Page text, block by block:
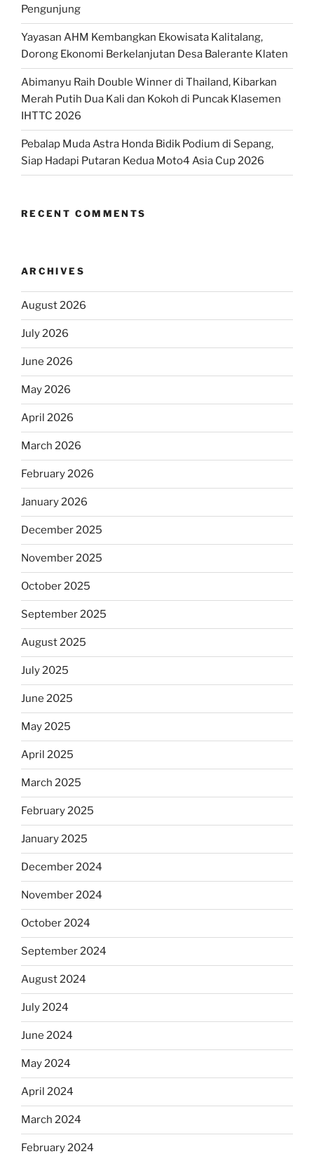
Pengunjung
Yayasan AHM Kembangkan Ekowisata Kalitalang,
Dorong Ekonomi Berkelanjutan Desa Balerante Klaten
Abimanyu Raih Double Winner di Thailand, Kibarkan
Merah Putih Dua Kali dan Kokoh di Puncak Klasemen
IHTTC 2026
Pebalap Muda Astra Honda Bidik Podium di Sepang,
Siap Hadapi Putaran Kedua Moto4 Asia Cup 2026
RECENT COMMENTS
ARCHIVES
August 2026
July 2026
June 2026
May 2026
April 2026
March 2026
February 2026
January 2026
December 2025
November 2025
October 2025
September 2025
August 2025
July 2025
June 2025
May 2025
April 2025
March 2025
February 2025
January 2025
December 2024
November 2024
October 2024
September 2024
August 2024
July 2024
June 2024
May 2024
April 2024
March 2024
February 2024